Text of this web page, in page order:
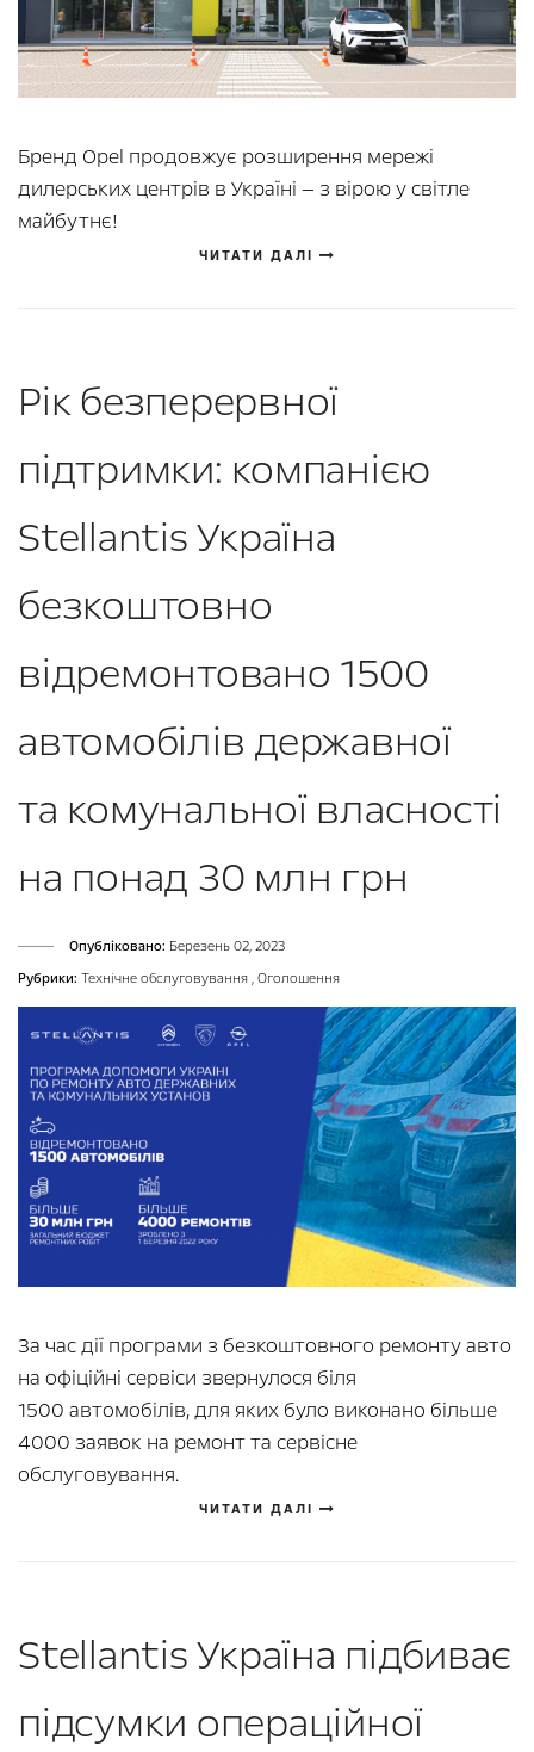
Бренд Opel продовжує розширення мережі
дилерських центрів в Україні — з вірою у світле
майбутнє!
ЧИТАТИ ДАЛІ
Рік безперервної
підтримки: компанією
Stellantis Україна
безкоштовно
відремонтовано 1500
автомобілів державної
та комунальної власності
на понад 30 млн грн
Опубліковано: Березень 02, 2023
Рубрики: Технічне обслуговування , Оголошення
За час дії програми з безкоштовного ремонту авто
на офіційні сервіси звернулося біля
1500 автомобілів, для яких було виконано більше
4000 заявок на ремонт та сервісне
обслуговування.
ЧИТАТИ ДАЛІ
Stellantis Україна підбиває
підсумки операційної